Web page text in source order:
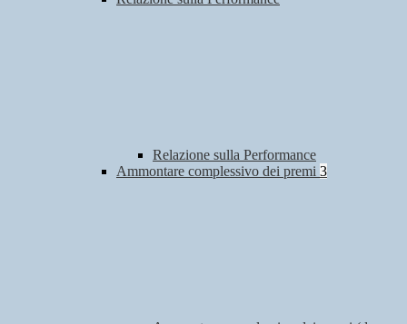
Relazione sulla Performance
Ammontare complessivo dei premi 3